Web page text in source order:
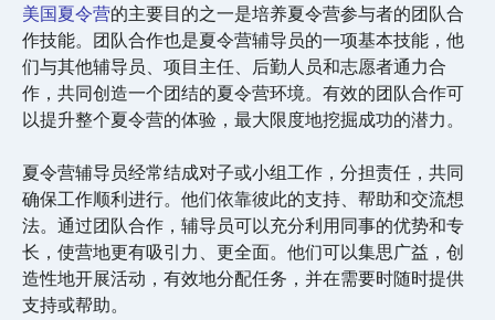
美国夏令营的主要目的之一是培养夏令营参与者的团队合
作技能。团队合作也是夏令营辅导员的一项基本技能，他
们与其他辅导员、项目主任、后勤人员和志愿者通力合
作，共同创造一个团结的夏令营环境。有效的团队合作可
以提升整个夏令营的体验，最大限度地挖掘成功的潜力。
夏令营辅导员经常结成对子或小组工作，分担责任，共同
确保工作顺利进行。他们依靠彼此的支持、帮助和交流想
法。通过团队合作，辅导员可以充分利用同事的优势和专
长，使营地更有吸引力、更全面。他们可以集思广益，创
造性地开展活动，有效地分配任务，并在需要时随时提供
支持或帮助。